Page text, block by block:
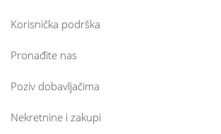
Korisnička podrška
Pronađite nas
Poziv dobavljačima
Nekretnine i zakupi